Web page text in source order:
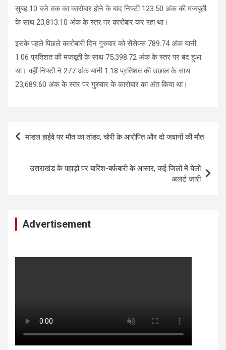
सुबह 10 बजे तक का कारोबार होने के बाद निफ्टी 123.50 अंक की मजबूती
के साथ 23,813.10 अंक के स्तर पर कारोबार कर रहा था।
इसके पहले पिछले कारोबारी दिन गुरुवार को सेंसेक्स 789.74 अंक यानी
1.06 प्रतिशत की मजबूती के साथ 75,398.72 अंक के स्तर पर बंद हुआ
था। वहीं निफ्टी ने 277 अंक यानी 1.18 प्रतिशत की उछाल के साथ
23,689.60 अंक के स्तर पर गुरुवार के कारोबार का अंत किया था।
Post
navigation
मांडल हाईवे पर मौत का तांडव, चोरी के आरोपित और दो जवानों की मौत
उत्तराखंड के पहाड़ों पर बारिश-बर्फबारी के आसार, कई जिलों में येलो
अलर्ट जारी
Advertisement